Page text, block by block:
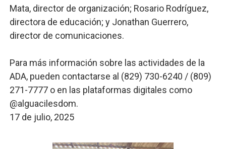
Mata, director de organización; Rosario Rodríguez,
directora de educación; y Jonathan Guerrero,
director de comunicaciones.
Para más información sobre las actividades de la
ADA, pueden contactarse al (829) 730-6240 / (809)
271-7777 o en las plataformas digitales como
@alguacilesdom.
17 de julio, 2025